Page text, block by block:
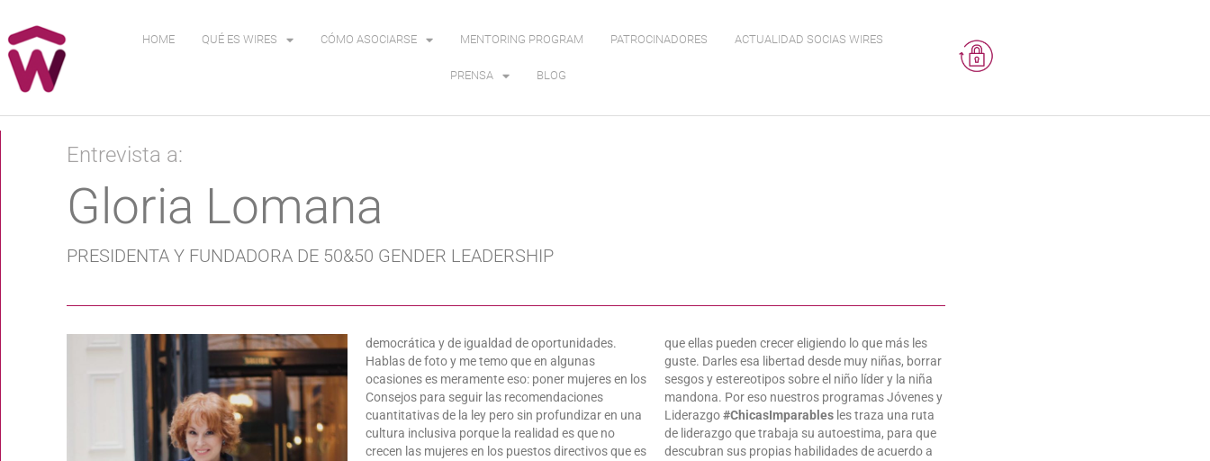
HOME QUÉ ES WIRES CÓMO ASOCIARSE MENTORING PROGRAM PATROCINADORES ACTUALIDAD SOCIAS WIRES
PRENSA BLOG
Entrevista a:
Gloria Lomana
PRESIDENTA Y FUNDADORA DE 50&50 GENDER LEADERSHIP
democrática y de igualdad de oportunidades.
Hablas de foto y me temo que en algunas
ocasiones es meramente eso: poner mujeres en los
Consejos para seguir las recomendaciones
cuantitativas de la ley pero sin profundizar en una
cultura inclusiva porque la realidad es que no
crecen las mujeres en los puestos directivos que es
que ellas pueden crecer eligiendo lo que más les
guste. Darles esa libertad desde muy niñas, borrar
sesgos y estereotipos sobre el niño líder y la niña
mandona. Por eso nuestros programas Jóvenes y
Liderazgo#ChicasImparablesles traza una ruta
de liderazgo que trabaja su autoestima, para que
descubran sus propias habilidades de acuerdo a